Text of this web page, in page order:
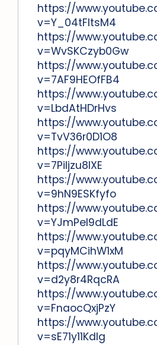
https://
v=Y_04tFltsM4
https://
v=WvSKCzyb0Gw
https://
v=7AF9HEOfFB4
https://
v=LbdAtHDrHvs
https://
v=TvV36r0D1O8
https://
v=7Piljzu8IXE
https://
v=9hN9ESKfyfo
https://
v=YJmPel9dLdE
https://
v=pqyMCihW1xM
https://
v=d2y8r4RqcRA
https://
v=FnaocQxjPzY
https://
v=sE71y11Kdlg